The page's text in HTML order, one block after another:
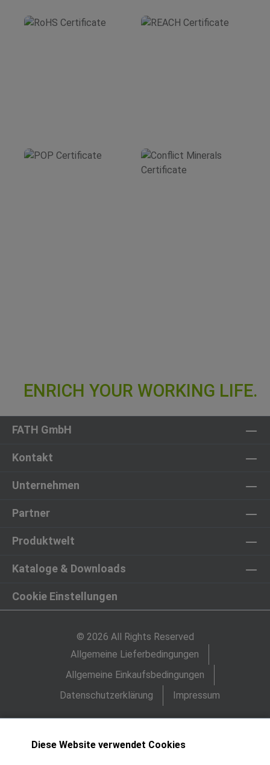
FATH GmbH
Kontakt
Unternehmen
Partner
Produktwelt
Kataloge & Downloads
Cookie Einstellungen
© 2026 All Rights Reserved
Allgemeine Lieferbedingungen
Allgemeine Einkaufsbedingungen
Datenschutzerklärung
Impressum
Diese Website verwendet Cookies